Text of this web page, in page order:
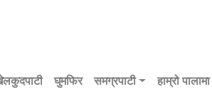
घुमफिर समग्रपाटी हाम्रो पालामा